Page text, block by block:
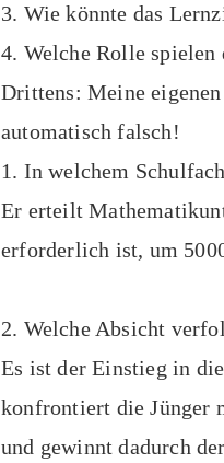
3. Wie könnte das
4. Welche Rolle
Drittens: Meine
automatisch falsch!
1. In welchem
Er erteilt
erforderlich ist, um
2. Welche Absicht
Es ist der Einstieg in
konfrontiert die Jünger
und gewinnt dadurch